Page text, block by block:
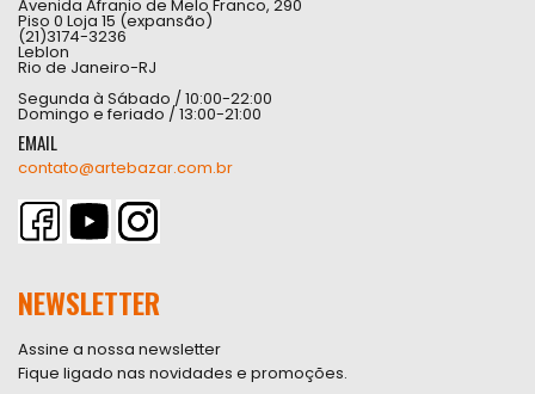
Avenida Afranio de Melo Franco, 290
Piso 0 Loja 15 (expansão)
(21)3174-3236
Leblon
Rio de Janeiro-RJ
Segunda à Sábado / 10:00-22:00
Domingo e feriado / 13:00-21:00
EMAIL
contato@artebazar.com.br
NEWSLETTER
Assine a nossa newsletter
Fique ligado nas novidades e promoções.